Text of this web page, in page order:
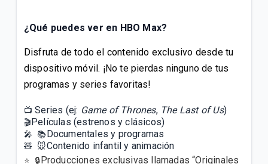
VER MÁS
¿Qué puedes ver en HBO Max?
Disfruta de todo el contenido exclusivo desde tu
dispositivo móvil. ¡No te pierdas ninguno de tus
programas y series favoritas!
📺Series (ej: Game of Thrones, The Last of Us)
🎬Películas (estrenos y clásicos)
🎤 📚Documentales y programas
🧸 🐭Contenido infantil y animación
⭐ 🔒Producciones exclusivas llamadas “Originales